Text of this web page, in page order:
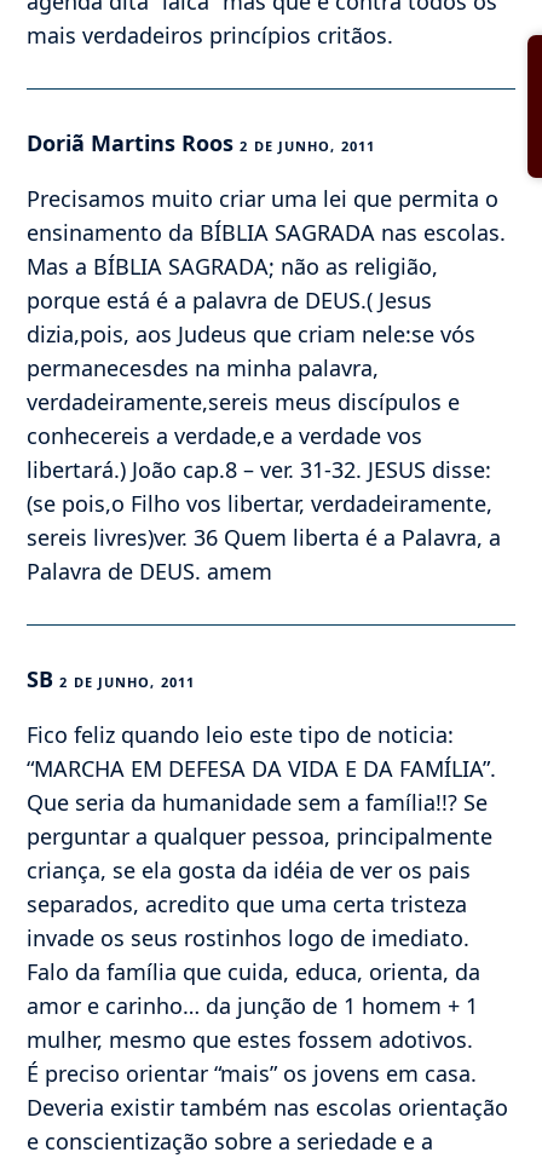
mais verdadeiros princípios critãos.
Doriã Martins Roos2 DE JUNHO, 2011
Precisamos muito criar uma lei que permita o
ensinamento da BÍBLIA SAGRADA nas escolas.
Mas a BÍBLIA SAGRADA; não as religião,
porque está é a palavra de DEUS.( Jesus
dizia,pois, aos Judeus que criam nele:se vós
permanecesdes na minha palavra,
verdadeiramente,sereis meus discípulos e
conhecereis a verdade,e a verdade vos
libertará.) João cap.8 – ver. 31-32. JESUS disse:
(se pois,o Filho vos libertar, verdadeiramente,
sereis livres)ver. 36 Quem liberta é a Palavra, a
Palavra de DEUS. amem
SB2 DE JUNHO, 2011
Fico feliz quando leio este tipo de noticia:
“MARCHA EM DEFESA DA VIDA E DA FAMÍLIA”.
Que seria da humanidade sem a família!!? Se
perguntar a qualquer pessoa, principalmente
criança, se ela gosta da idéia de ver os pais
separados, acredito que uma certa tristeza
invade os seus rostinhos logo de imediato.
Falo da família que cuida, educa, orienta, da
amor e carinho… da junção de 1 homem + 1
mulher, mesmo que estes fossem adotivos.
É preciso orientar “mais” os jovens em casa.
Deveria existir também nas escolas orientação
e conscientização sobre a seriedade e a